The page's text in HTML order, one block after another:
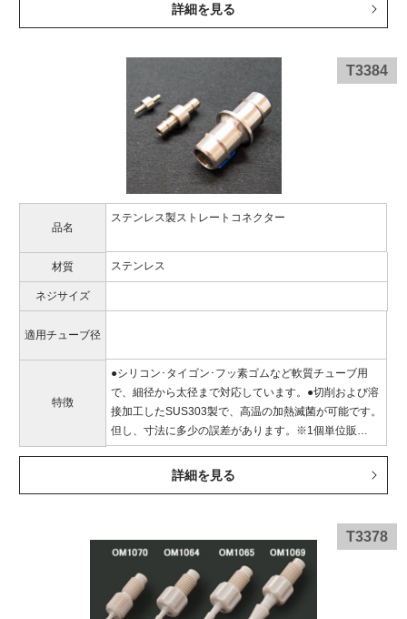
詳細を見る
T3384
品名
ステンレス製ストレートコネクター
材質 ステンレス
ネジサイズ
適用チューブ径
特徴
●シリコン･タイゴン･フッ素ゴムなど軟質チューブ用
で、細径から太径まで対応しています。●切削および溶
接加工したSUS303製で、高温の加熱滅菌が可能です。
但し、寸法に多少の誤差があります。※1個単位販…
詳細を見る
T3378